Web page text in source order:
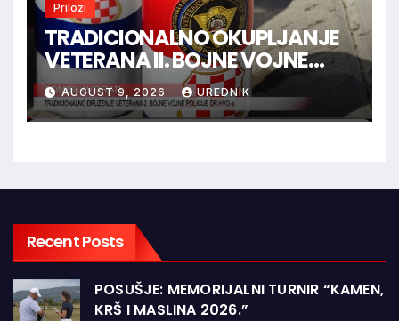
Prilozi
TRADICIONALNO OKUPLJANJE
VETERANA II. BOJNE VOJNE
POLICIJE HVO-a -
TOMISLAVGRAD
AUGUST 9, 2026 UREDNIK
Recent Posts
POSUŠJE: MEMORIJALNI TURNIR “KAMEN,
KRŠ I MASLINA 2026.”